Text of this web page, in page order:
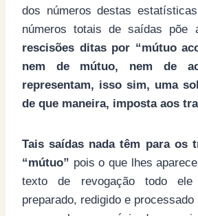
dos números destas
números totais de saídas põe
rescisões ditas por “mútuo
nem de mútuo, nem de
representam, isso sim, uma
de que maneira, imposta aos
Tais saídas nada têm para os
“mútuo” pois o que lhes
texto de revogação todo ele
preparado, redigido e processado